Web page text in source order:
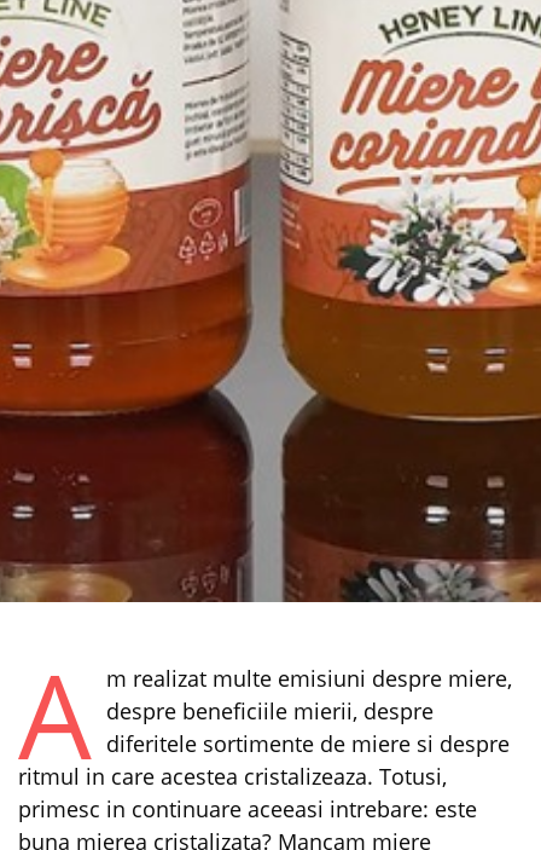
A m realizat multe emisiuni despre miere,
despre beneficiile mierii, despre
diferitele sortimente de miere si despre
ritmul in care acestea cristalizeaza. Totusi,
primesc in continuare aceeasi intrebare: este
buna mierea cristalizata? Mancam miere